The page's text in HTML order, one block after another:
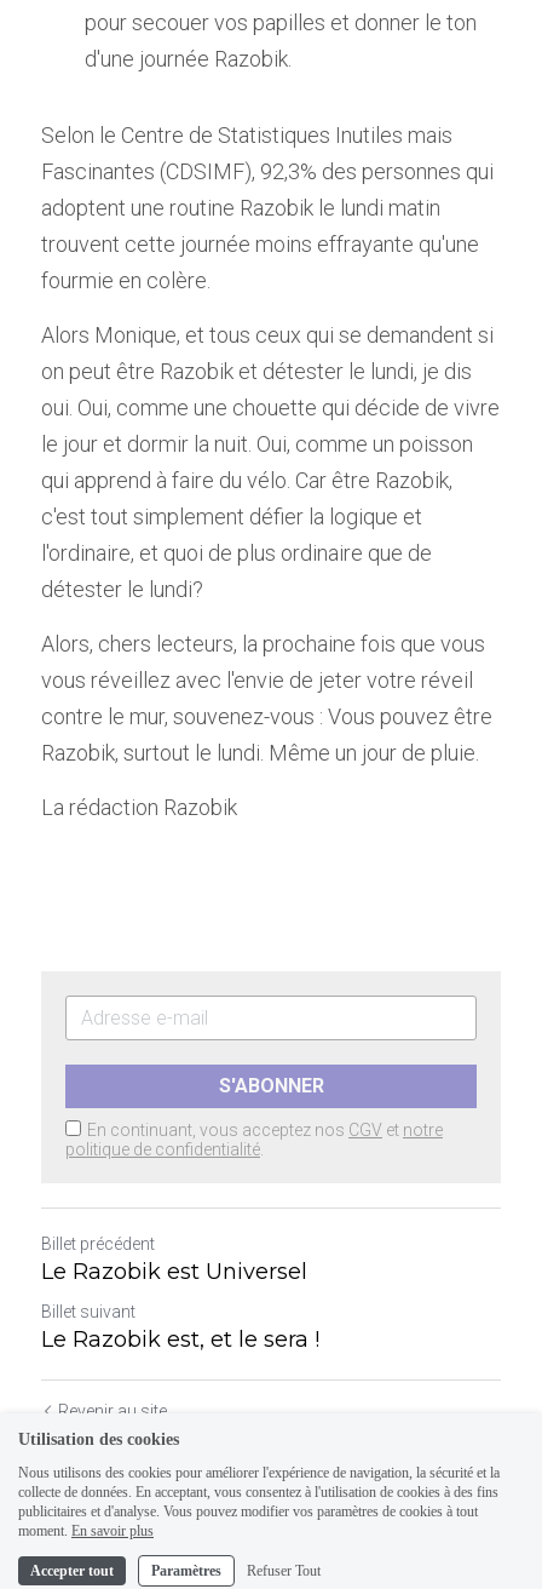
pour secouer vos papilles et donner le ton
d'une journée Razobik.
Selon le Centre de Statistiques Inutiles mais
Fascinantes (CDSIMF), 92,3% des personnes qui
adoptent une routine Razobik le lundi matin
trouvent cette journée moins effrayante qu'une
fourmie en colère.
Alors Monique, et tous ceux qui se demandent si
on peut être Razobik et détester le lundi, je dis
oui. Oui, comme une chouette qui décide de vivre
le jour et dormir la nuit. Oui, comme un poisson
qui apprend à faire du vélo. Car être Razobik,
c'est tout simplement défier la logique et
l'ordinaire, et quoi de plus ordinaire que de
détester le lundi?
Alors, chers lecteurs, la prochaine fois que vous
vous réveillez avec l'envie de jeter votre réveil
contre le mur, souvenez-vous : Vous pouvez être
Razobik, surtout le lundi. Même un jour de pluie.
La rédaction Razobik
S'ABONNER
En continuant, vous acceptez nos CGV et notre
politique de confidentialité
Billet précédent
Le Razobik est Universel
Billet suivant
Le Razobik est, et le sera !
Revenir au site
Utilisation des cookies
Nous utilisons des cookies pour améliorer l'expérience de navigation, la sécurité et la
collecte de données. En acceptant, vous consentez à l'utilisation de cookies à des fins
publicitaires et d'analyse. Vous pouvez modifier vos paramètres de cookies à tout
moment. En savoir plus
Accepter tout Paramètres Refuser Tout